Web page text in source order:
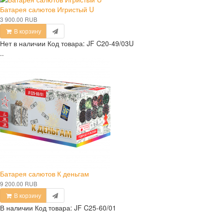
Батарея салютов Игристый U
3 900.00 RUB
В корзину
Нет в наличии Код товара: JF C20-49/03U
..
Батарея салютов К деньгам
9 200.00 RUB
В корзину
В наличии Код товара: JF C25-60/01